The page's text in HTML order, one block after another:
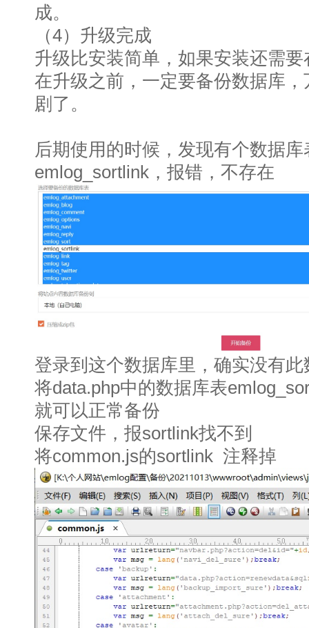
成。
（4）升级完成
升级比安装简单，如果安装还需
在升级之前，一定要备份数据库
剧了。
后期使用的时候，发现有个数据
emlog_sortlink，报错，不存在
登录到这个数据库里，确实没有此
将data.php中的数据库表
就可以正常备份
保存文件，报sortlink找不到
将common.js的sortlink 注释掉